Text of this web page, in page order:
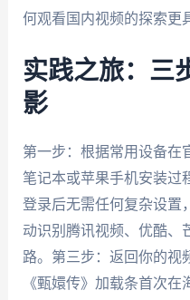
何观看国内视频的探索更
实践之旅：三
影
第一步：根据常用设备在
笔记本或苹果手机安装过
登录后无需任何复杂设置
动识别腾讯视频、优酷、
路。第三步：返回你的视
《甄嬛传》加载条首次